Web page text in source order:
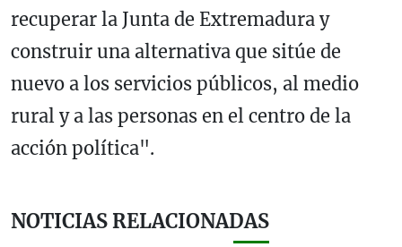
recuperar la Junta de Extremadura y
construir una alternativa que sitúe de
nuevo a los servicios públicos, al medio
rural y a las personas en el centro de la
acción política".
NOTICIAS RELACIONADAS